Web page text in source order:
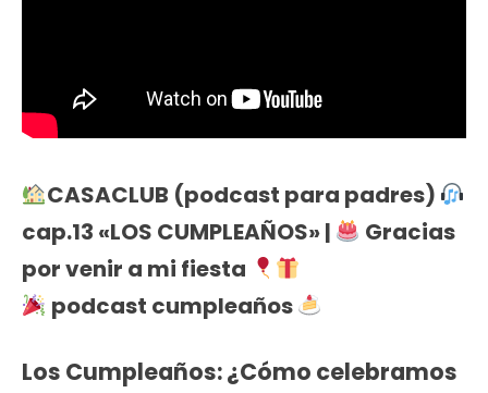
CASACLUB (podcast para padres)
cap.13 «LOS CUMPLEAÑOS»|
Gracias
por venir a mi fiesta
podcast cumpleaños
Los Cumpleaños: ¿Cómo celebramos